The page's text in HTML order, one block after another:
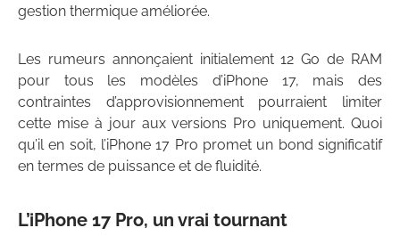
gestion thermique améliorée.
Les rumeurs annonçaient initialement 12 Go de RAM
pour tous les modèles d’iPhone 17, mais des
contraintes d’approvisionnement pourraient limiter
cette mise à jour aux versions Pro uniquement. Quoi
qu’il en soit, l’iPhone 17 Pro promet un bond significatif
en termes de puissance et de fluidité.
L’iPhone 17 Pro, un vrai tournant